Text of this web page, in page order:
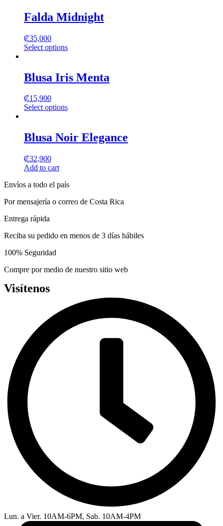
Falda Midnight
₡35,000
Select options
has
multiple
The
options
chosen
on
the
product
page
Blusa Iris Menta
₡15,900
Select options
has
multiple
The
options
be
chosen
on
the
product
page
Blusa Noir Elegance
₡32,900
Add to cart
Envíos a todo el país
Por mensajería o correo de Costa Rica
Entrega rápida
Reciba su pedido en menos de 3 días hábiles
100% Seguridad
Compre por medio de nuestro sitio web
Visítenos
Lun. a Vier. 10AM-6PM, Sab. 10AM-4PM